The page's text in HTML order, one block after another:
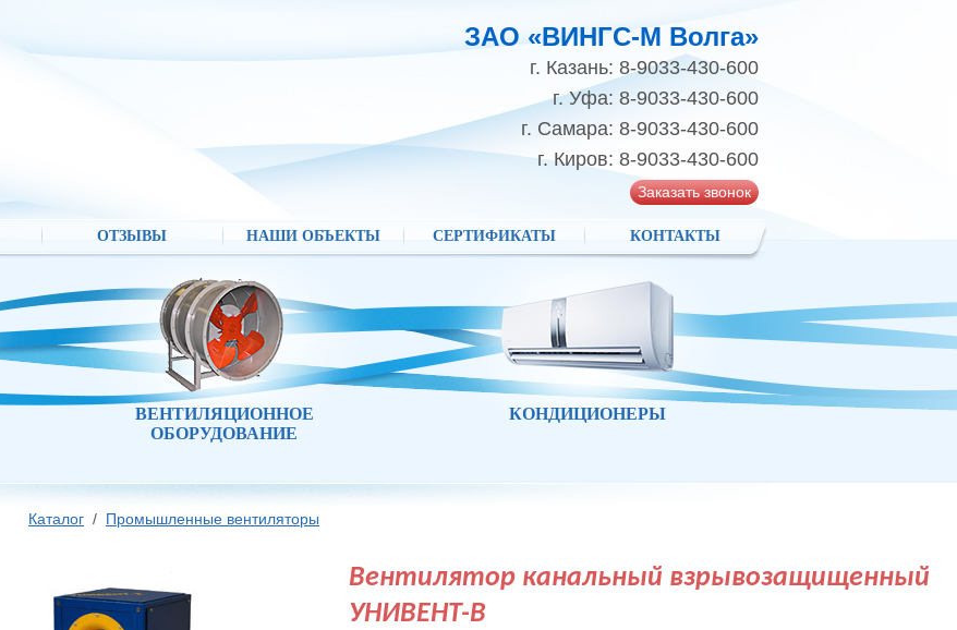
ЗАО «ВИНГС-М Волга»
г. Казань: 8-9033-430-600
г. Уфа: 8-9033-430-600
г. Самара: 8-9033-430-600
г. Киров: 8-9033-430-600
Заказать звонок
ОТЗЫВЫ НАШИ ОБЪЕКТЫ СЕРТИФИКАТЫ КОНТАКТЫ
ВЕНТИЛЯЦИОННОЕ
ОБОРУДОВАНИЕ
КОНДИЦИОНЕРЫ
Каталог / Промышленные вентиляторы
Вентилятор канальный взрывозащищенный
УНИВЕНТ-В